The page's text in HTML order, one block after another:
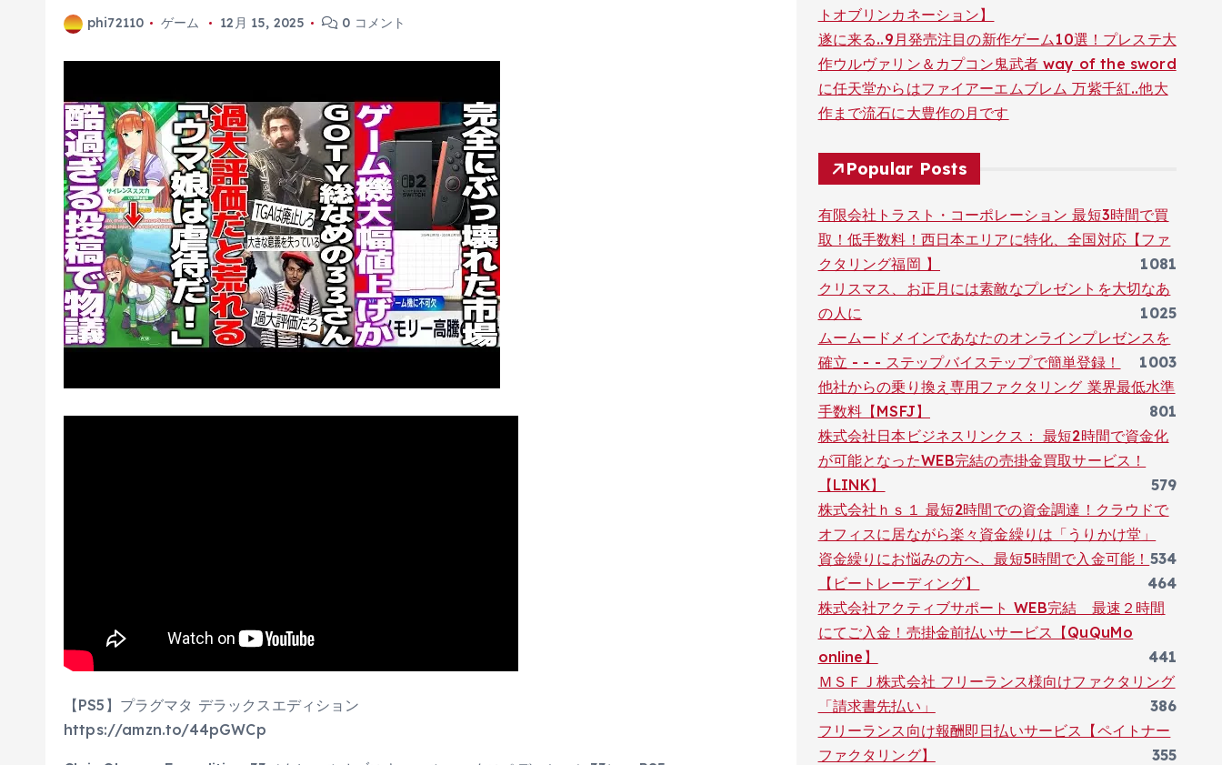
phi72110 ゲーム 12月 15, 2025 0 コメント
【PS5】プラグマタ デラックスエディション
https://amzn.to/44pGWCp
トオブリンカネーション】
遂に来る..9月発売注目の新作ゲーム10選！プレステ大
作ウルヴァリン＆カプコン鬼武者 way of the sword
に任天堂からはファイアーエムブレム 万紫千紅..他大
作まで流石に大豊作の月です
Popular Posts
有限会社トラスト・コーポレーション 最短3時間で買
取！低手数料！西日本エリアに特化、全国対応【ファ
クタリング福岡 】
1081
クリスマス、お正月には素敵なプレゼントを大切なあ
の人に
1025
ムームードメインであなたのオンラインプレゼンスを
確立 - - - ステップバイステップで簡単登録！
1003
他社からの乗り換え専用ファクタリング 業界最低水準
手数料【MSFJ】
801
株式会社日本ビジネスリンクス： 最短2時間で資金化
が可能となったWEB完結の売掛金買取サービス！
【LINK】
579
株式会社ｈｓ１ 最短2時間での資金調達！クラウドで
オフィスに居ながら楽々資金繰りは「うりかけ堂」
534
資金繰りにお悩みの方へ、最短5時間で入金可能！
【ビートレーディング】
464
株式会社アクティブサポート WEB完結 最速２時間
にてご入金！売掛金前払いサービス【QuQuMo
online】
441
ＭＳＦＪ株式会社 フリーランス様向けファクタリング
「請求書先払い」
386
フリーランス向け報酬即日払いサービス【ペイトナー
ファクタリング】
355